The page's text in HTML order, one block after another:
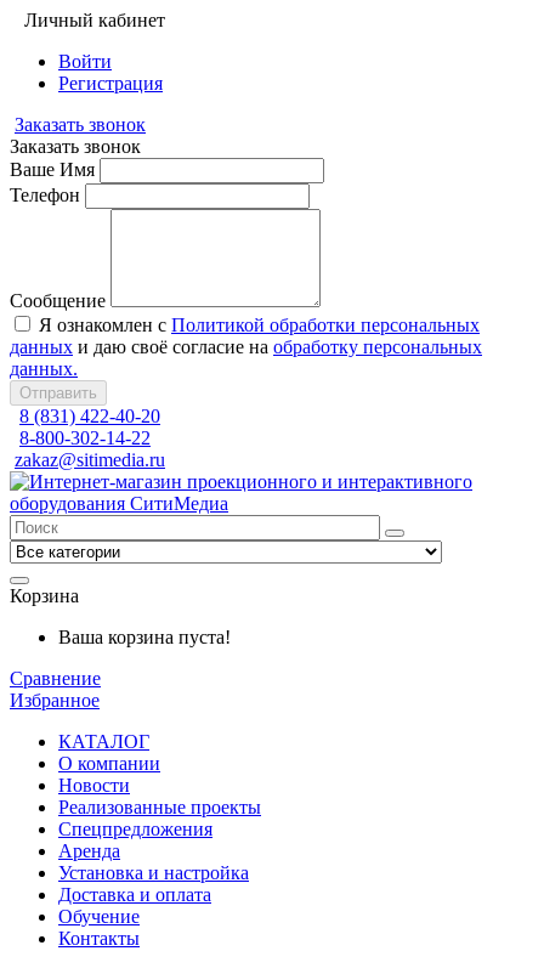
Личный кабинет
Войти
Регистрация
Заказать звонок
Заказать звонок
Ваше Имя
Телефон
Сообщение
Я ознакомлен с Политикой обработки персональных
данных и даю своё согласие на обработку персональных
данных.
Отправить
8 (831) 422-40-20
8-800-302-14-22
zakaz@sitimedia.ru
Корзина
Ваша корзина пуста!
Сравнение
Избранное
КАТАЛОГ
О компании
Новости
Реализованные проекты
Спецпредложения
Аренда
Установка и настройка
Доставка и оплата
Обучение
Контакты